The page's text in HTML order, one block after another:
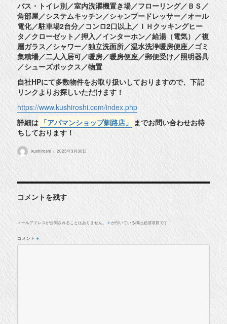
バス・トイレ別／室内洗濯機置き場／フローリング／ＢＳ／
角部屋／システムキッチン／シャンプードレッサー／オール
電化／駐車場2台分／コンロ2口以上／ＩＨクッキングヒー
タ／クローゼット／押入／インターホン／給湯（電気）／複
層ガラス／シャワー／独立洗面所／温水洗浄暖房便座／ゴミ
集積場／二人入居可／暖房／暖房便座／郵便受け／照明器具
／シューズボックス／物置
自社HPにて多数物件をお取り扱いしておりますので、下記
リンクよりお探しいただけます！
https://www.kushiroshi.com/index.php
詳細は 「アパマンショップ釧路店」 までお問い合わせお待
ちしております！
投
kushiroshi
投
2025年3月30日
コメントを残す
メールアドレスが公開されることはありません。 ※ が付いている欄は必須項目です
コメント ※